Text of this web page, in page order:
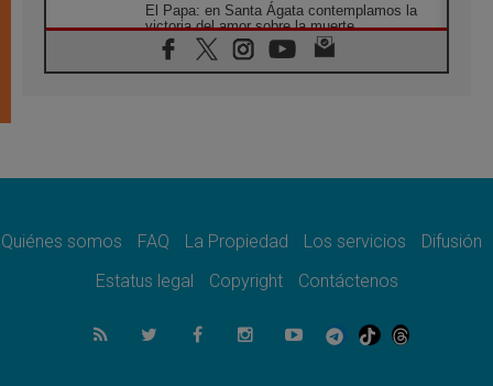
El Papa: en Santa Ágata contemplamos la
victoria del amor sobre la muerte
08.08.2026
León XIV visitará el Santuario de la Madre
07.08.2026
07.08.2026
el compromiso del cristiano"
La matanza de niños en Gaza no cesa: 300
muertos en 300 días
Quiénes somos FAQ La Propiedad Los servicios
Difusión
Estatus legal
Copyright Contáctenos